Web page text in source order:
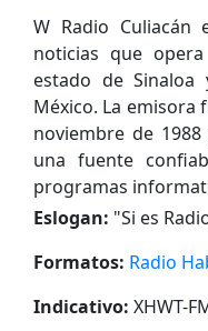
W Radio
noticias que
estado de
México. La emisora
noviembre de
una fuente
programas
Eslogan: "Si es
Formatos: Radio
Indicativo: XHWT-